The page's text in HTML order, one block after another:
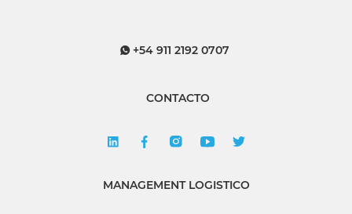
+54 911 2192 0707
CONTACTO
MANAGEMENT LOGISTICO